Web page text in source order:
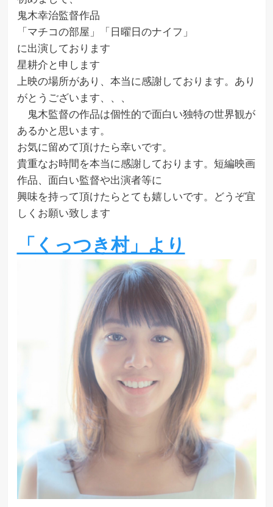
鬼木幸治監督作品
「マチコの部屋」「日曜日のナイフ」
に出演しております
星耕介と申します
上映の場所があり、本当に感謝しております。あり
がとうございます、、、
鬼木監督の作品は個性的で面白い独特の世界観が
あるかと思います。
お気に留めて頂けたら幸いです。
貴重なお時間を本当に感謝しております。短編映画
作品、面白い監督や出演者等に
興味を持って頂けたらとても嬉しいです。どうぞ宜
しくお願い致します
「くっつき村」より